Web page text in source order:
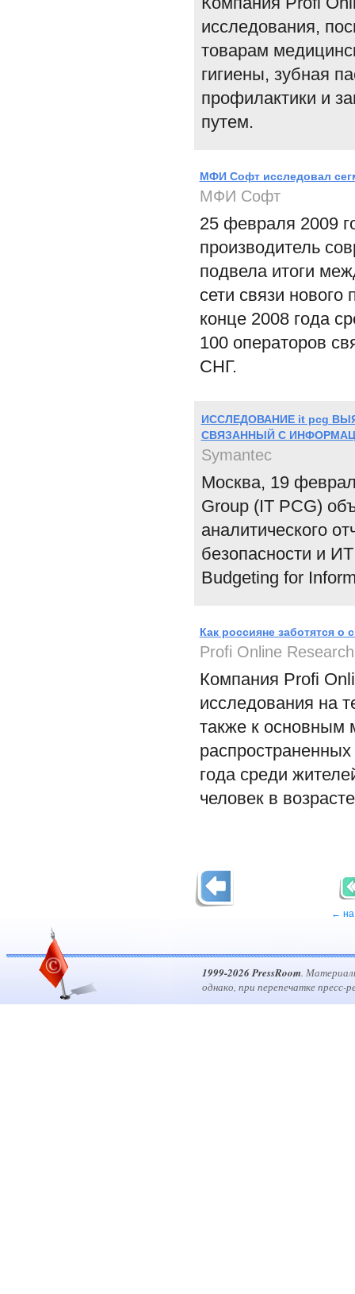
исследования,
товарам
гигиены, зубная
профилактики и
путем.
МФИ Софт исследовал
МФИ Софт
25 февраля 2009
производитель
подвела итоги
сети связи
конце 2008 года
100 операторов
СНГ.
ИССЛЕДОВАНИЕ it pcg
СВЯЗАННЫЙ С
Symantec
Москва, 19
Group (IT PCG)
аналитического
безопасности и
Budgeting for
Как россияне заботятся о
Profi Online Research
Компания Profi
исследования на
также к основным
года среди
человек в
← на
1999-2026 PressRoom.
однако, при перепечатке пресс-